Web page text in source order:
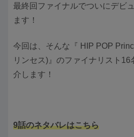
最終回ファイナルでついにデビ
ます！
今回は、そんな『 HIP POP
リンセス)』のファイナリスト
介します！
9話のネタバレはこちら